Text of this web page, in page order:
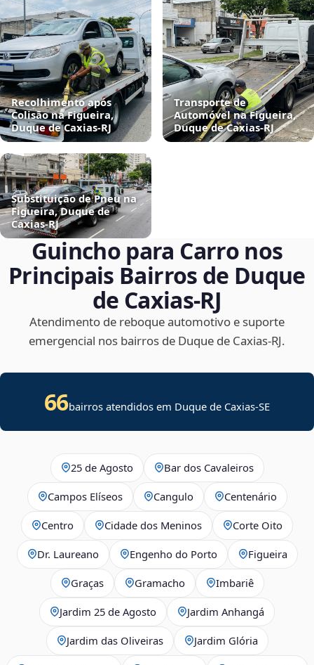
Recolhimento após
Colisão na Figueira,
Duque de Caxias‑RJ
Transporte de
Automóvel na Figueira,
Duque de Caxias‑RJ
Substituição de Pneu na
Figueira, Duque de
Caxias‑RJ
Guincho para Carro nos
Principais Bairros de Duque
de Caxias‑RJ
Atendimento de reboque automotivo e suporte
emergencial nos bairros de Duque de Caxias‑RJ.
66bairros atendidos em Duque de Caxias-SE
25 de Agosto Bar dos Cavaleiros
Campos Elíseos Cangulo Centenário
Centro Cidade dos Meninos Corte Oito
Dr. Laureano Engenho do Porto Figueira
Graças Gramacho Imbariê
Jardim 25 de Agosto Jardim Anhangá
Jardim das Oliveiras Jardim Glória